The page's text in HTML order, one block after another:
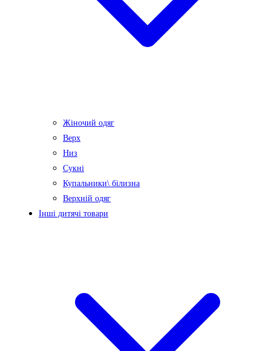
Жіночий одяг
Верх
Низ
Сукні
Купальники\ білизна
Верхній одяг
Інші дитячі товари